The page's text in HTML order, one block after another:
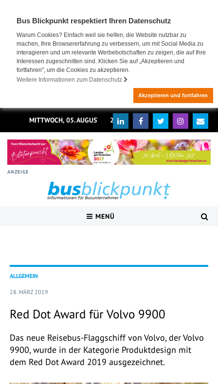
Bus Blickpunkt respektiert Ihren Datenschutz
Warum Cookies? Einfach weil sie helfen, die Website nutzbar zu
machen, Ihre Browsererfahrung zu verbessern, um mit Social Media zu
interagieren und um relevante Werbebotschaften zu zeigen, die auf Ihre
Interessen zugeschnitten sind. Klicken Sie auf „Akzeptieren und
fortfahren", um die Cookies zu akzeptieren.
Weitere Informationen zum Datenschutz
Akzeptieren und fortfahren
MITTWOCH, 05. AUGUST 2026
ANZEIGE
MENÜ
ALLGEMEIN
28. MÄRZ 2019
Red Dot Award für Volvo 9900
Das neue Reisebus-Flaggschiff von Volvo, der Volvo
9900, wurde in der Kategorie Produktdesign mit
dem Red Dot Award 2019 ausgezeichnet.